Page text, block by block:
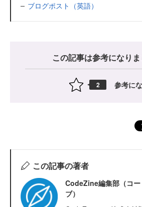
ブログポスト（英語）
この記事は参考になり
2 参考に
この記事の著者
CodeZine編集部（コー
ブ）